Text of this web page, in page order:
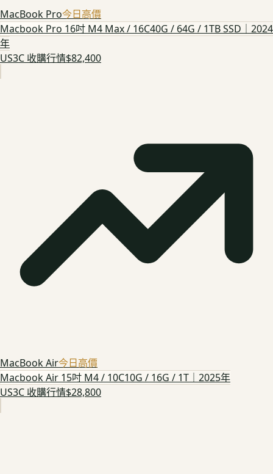
MacBook Pro今日高價
Macbook Pro 16吋 M4 Max / 16C40G / 64G / 1TB SSD｜2024
年
US3C 收購行情$82,400
MacBook Air今日高價
Macbook Air 15吋 M4 / 10C10G / 16G / 1T｜2025年
US3C 收購行情$28,800